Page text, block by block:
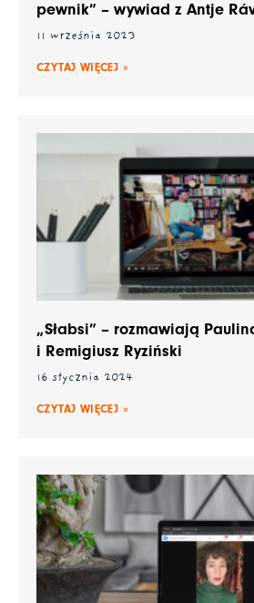
pewnik” – wywiad z Antje
11 września 2023
CZYTAJ WIĘCEJ »
„Słabsi” – rozmawiają
i Remigiusz Ryziński
16 stycznia 2024
CZYTAJ WIĘCEJ »